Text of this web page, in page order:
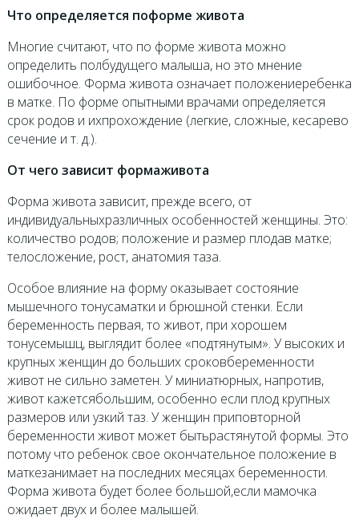
Что определяется поформе живота
Многие считают, что по форме живота можно
определить полбудущего малыша, но это мнение
ошибочное. Форма живота означает положениеребенка
в матке. По форме опытными врачами определяется
срок родов и ихпрохождение (легкие, сложные, кесарево
сечение и т. д.).
От чего зависит формаживота
Форма живота зависит, прежде всего, от
индивидуальныхразличных особенностей женщины. Это:
количество родов; положение и размер плодав матке;
телосложение, рост, анатомия таза.
Особое влияние на форму оказывает состояние
мышечного тонусаматки и брюшной стенки. Если
беременность первая, то живот, при хорошем
тонусемышц, выглядит более «подтянутым». У высоких и
крупных женщин до больших сроковбеременности
живот не сильно заметен. У миниатюрных, напротив,
живот кажетсябольшим, особенно если плод крупных
размеров или узкий таз. У женщин приповторной
беременности живот может бытьрастянутой формы. Это
потому что ребенок свое окончательное положение в
маткезанимает на последних месяцах беременности.
Форма живота будет более большой,если мамочка
ожидает двух и более малышей.